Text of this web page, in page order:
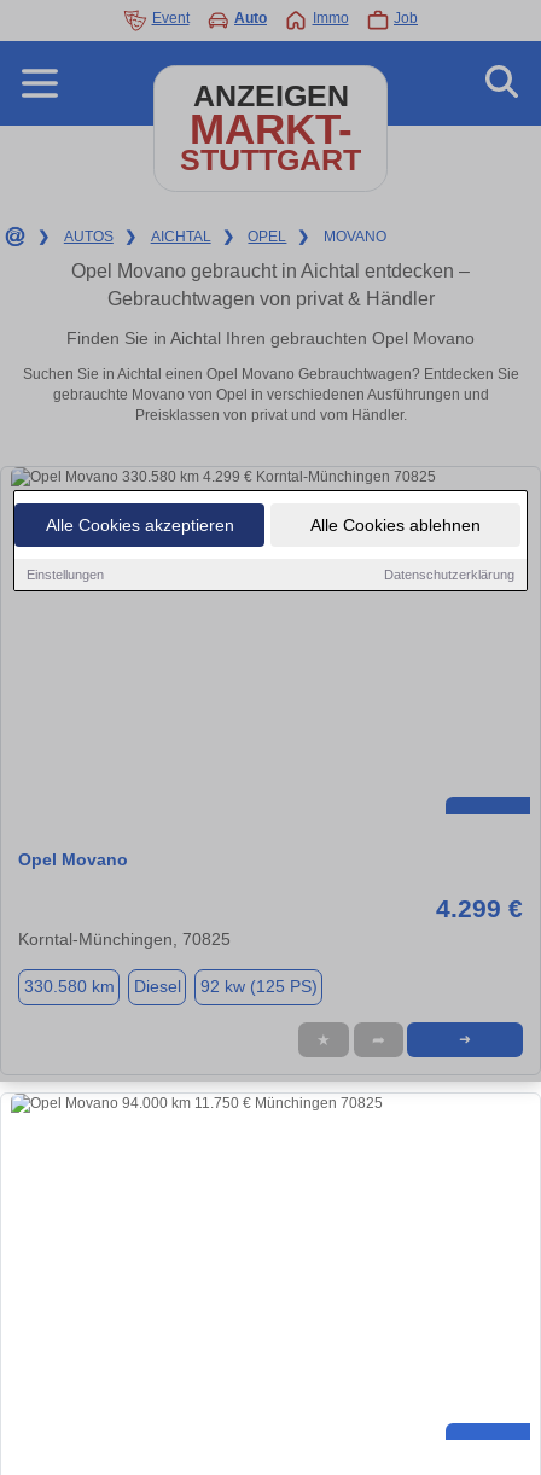
Alle Cookies akzeptieren Alle Cookies ablehnen
Einstellungen Datenschutzerklärung
Event Auto Immo Job
ANZEIGEN
MARKT-
STUTTGART
❯ AUTOS ❯ AICHTAL ❯ OPEL ❯ MOVANO
Opel Movano gebraucht in Aichtal entdecken –
Gebrauchtwagen von privat & Händler
Finden Sie in Aichtal Ihren gebrauchten Opel Movano
Suchen Sie in Aichtal einen Opel Movano Gebrauchtwagen? Entdecken Sie
gebrauchte Movano von Opel in verschiedenen Ausführungen und
Preisklassen von privat und vom Händler.
Opel Movano
4.299 €
Korntal-Münchingen, 70825
330.580 km Diesel 92 kw (125 PS)
★ ➦ ➜